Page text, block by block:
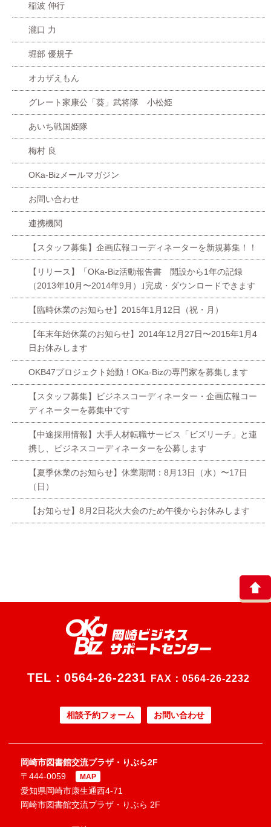
稲波 伸行
瀧口 力
堀部 優規子
オカザえもん
グレート家康公「葵」武将隊 小松姫
あいち戦国姫隊
梅村 良
OKa-Bizメールマガジン
お問い合わせ
連携機関
【スタッフ募集】企画広報コーディネーターを新規募集！！
【リリース】「OKa-Biz活動報告書 開設から1年の記録
（2013年10月〜2014年9月）｣完成・ダウンロードできます
【臨時休業のお知らせ】2015年1月12日（祝・月）
【年末年始休業のお知らせ】2014年12月27日〜2015年1月4
日お休みします
OKB47プロジェクト始動！OKa-Bizの専門家を募集します
【スタッフ募集】ビジネスコーディネーター・企画広報コー
ディネーターを募集中です
【中途採用情報】大手人材転職サービス「ビズリーチ」と連
携し、ビジネスコーディネーターを公募します
【夏季休業のお知らせ】休業期間：8月13日（水）〜17日
（日）
【お知らせ】8月2日花火大会のため午後からお休みします
TEL： 0564-26-2231 FAX：0564-26-2232
相談予約フォーム お問い合わせ
岡崎市図書館交流プラザ・りぶら2F
〒444-0059
MAP
愛知県岡崎市康生通西4-71
岡崎市図書館交流プラザ・りぶら 2F